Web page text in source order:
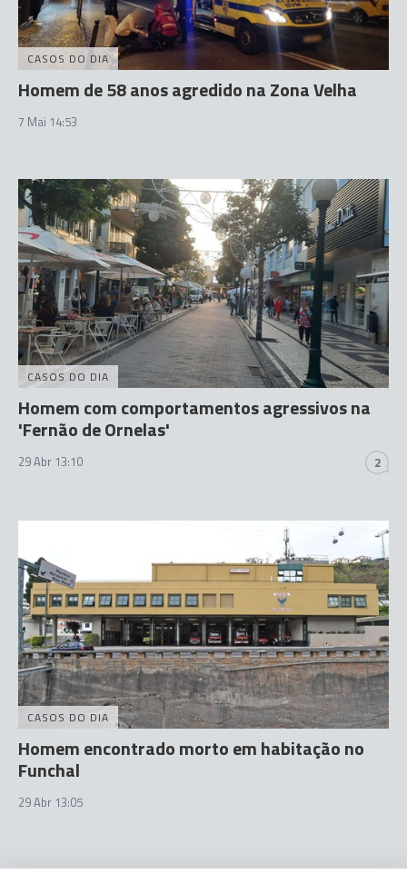
CASOS DO DIA
Homem de 58 anos agredido na Zona Velha
7 Mai 14:53
CASOS DO DIA
Homem com comportamentos agressivos na
'Fernão de Ornelas'
29 Abr 13:10 2
CASOS DO DIA
Homem encontrado morto em habitação no
Funchal
29 Abr 13:05